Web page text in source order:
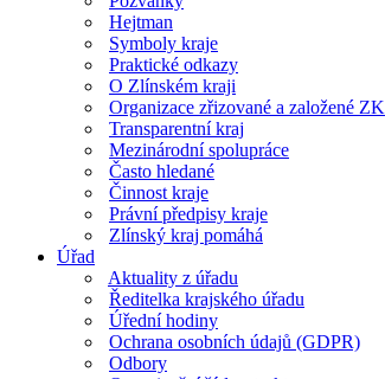
Hejtman
Symboly kraje
Praktické odkazy
O Zlínském kraji
Organizace zřizované a založené ZK
Transparentní kraj
Mezinárodní spolupráce
Často hledané
Činnost kraje
Právní předpisy kraje
Zlínský kraj pomáhá
Úřad
Aktuality z úřadu
Ředitelka krajského úřadu
Úřední hodiny
Ochrana osobních údajů (GDPR)
Odbory